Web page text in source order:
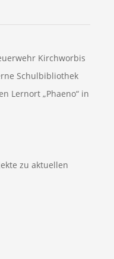
Kirchworbis
Schulbibliothek
Lernort „Phaeno“ in
zu aktuellen